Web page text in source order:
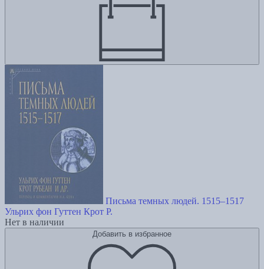
Письма темных людей. 1515–1517
Ульрих фон Гуттен Крот Р.
Нет в наличии
Добавить в избранное